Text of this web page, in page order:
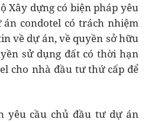
Xây dựng có biện pháp yêu
condotel có trách nhiệm
về dự án, về quyền sở hữu
sử dụng đất có thời hạn
cho nhà đầu tư thứ cấp để
yêu cầu chủ đầu tư dự án